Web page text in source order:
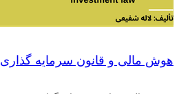
هوش مالی و قانون سرمایه گذاری